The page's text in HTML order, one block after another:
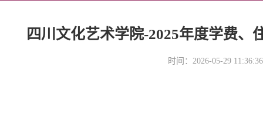
四川文化艺术学院-2025年度学费
时间：2026-05-29